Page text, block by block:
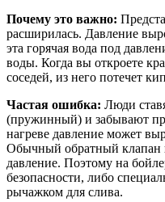
Почему это важно:
расширилась. Давление
эта горячая вода под
воды. Когда вы откроете
соседей, из него потечет
Частая ошибка: Люди
(пружинный) и забывают
нагреве давление может
Обычный обратный клапан
давление. Поэтому на
безопасности, либо
рычажком для слива.